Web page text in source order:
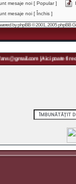
mesaje noi [ Popular ]
mesaje noi [ Închis ]
byphpBB© 2001, 2005 phpBB
| Aici poate fi